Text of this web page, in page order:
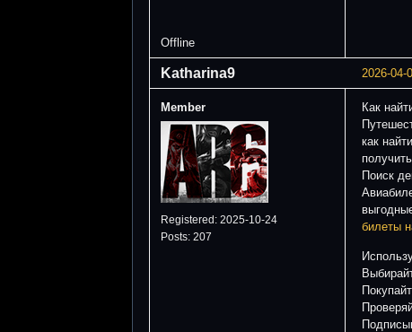
Offline
2026-04-
Katharina9
Member
Registered: 2025-10-24
Posts: 207
Как
как
Поиск
билеты